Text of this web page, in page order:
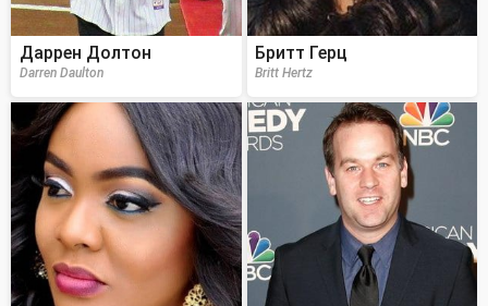
Даррен Долтон
Darren Daulton
Бритт Герц
Britt Hertz